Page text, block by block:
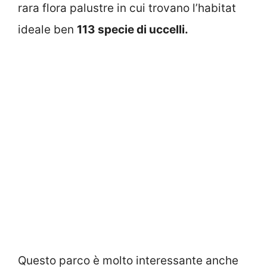
rara flora palustre in cui trovano l’habitat
ideale ben 113 specie di uccelli.
Questo parco è molto interessante anche